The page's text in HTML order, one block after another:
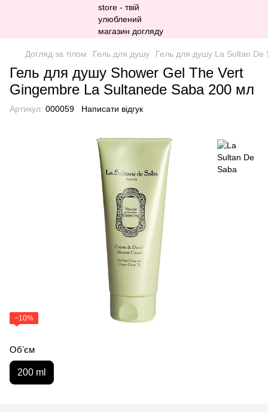
Догляд за тілом Гель для душу Гель для душу La Sultan De
Гель для душу Shower Gel The Vert
Gingembre La Sultanede Saba 200 мл
Артикул: 000059 Написати відгук
−10%
Обʼєм
200 ml